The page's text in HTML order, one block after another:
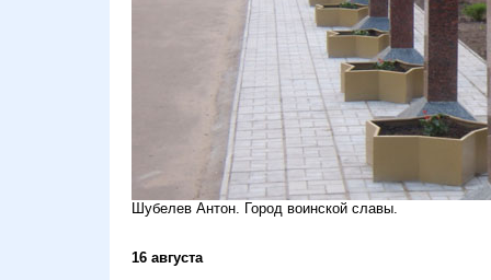
Шубелев Антон. Город воинской славы.
16 августа